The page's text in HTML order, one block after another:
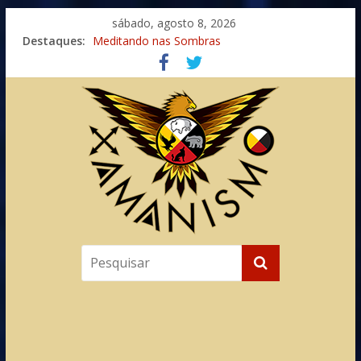
sábado, agosto 8, 2026
Destaques: Imaginação na Cura
Meditando nas Sombras
Autosuficiência: A Jornada do Espírito Ancestral
Xamanismo Universal
Totens – Caminho Espiritual – Crescimento